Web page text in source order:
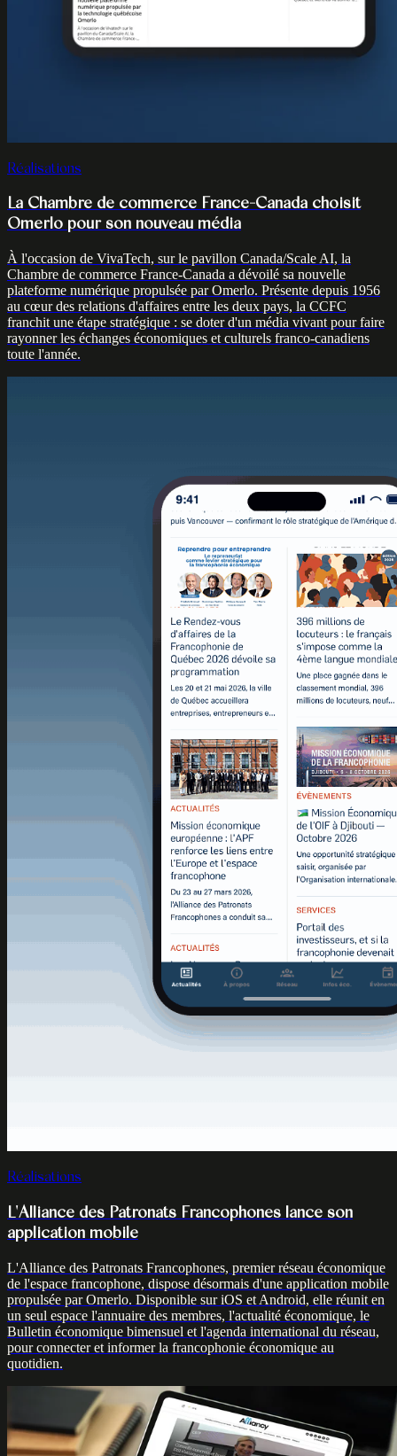
Réalisations
La Chambre de commerce France-Canada choisit
Omerlo pour son nouveau média
À l'occasion de VivaTech, sur le pavillon Canada/Scale AI, la
Chambre de commerce France-Canada a dévoilé sa nouvelle
plateforme numérique propulsée par Omerlo. Présente depuis 1956
au cœur des relations d'affaires entre les deux pays, la CCFC
franchit une étape stratégique : se doter d'un média vivant pour faire
rayonner les échanges économiques et culturels franco-canadiens
toute l'année.
Réalisations
L'Alliance des Patronats Francophones lance son
application mobile
L'Alliance des Patronats Francophones, premier réseau économique
de l'espace francophone, dispose désormais d'une application mobile
propulsée par Omerlo. Disponible sur iOS et Android, elle réunit en
un seul espace l'annuaire des membres, l'actualité économique, le
Bulletin économique bimensuel et l'agenda international du réseau,
pour connecter et informer la francophonie économique au
quotidien.